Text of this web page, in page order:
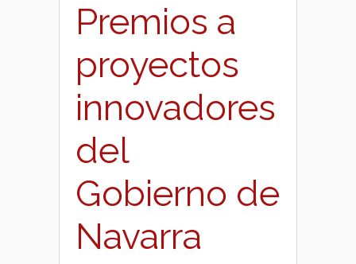
Premios a
proyectos
innovadores
del
Gobierno de
Navarra